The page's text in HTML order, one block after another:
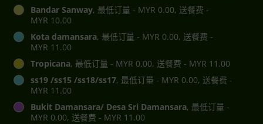
Bandar Sanway, 最低订量 - MYR 0.00, 送餐费 -
MYR 10.00
Kota damansara, 最低订量 - MYR 0.00, 送餐费 -
MYR 11.00
Tropicana, 最低订量 - MYR 0.00, 送餐费 - MYR 11.00
ss19 /ss15 /ss18/ss17, 最低订量 - MYR 0.00, 送餐费 -
MYR 11.00
Bukit Damansara/ Desa Sri Damansara, 最低订量 -
MYR 0.00, 送餐费 - MYR 11.00